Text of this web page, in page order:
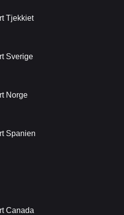
Tjekkiet
Sverige
Norge
Spanien
Canada